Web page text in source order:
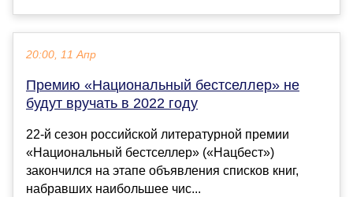
20:00, 11 Апр
Премию «Национальный бестселлер» не
будут вручать в 2022 году
22-й сезон российской литературной премии
«Национальный бестселлер» («Нацбест»)
закончился на этапе объявления списков книг,
набравших наибольшее чис...